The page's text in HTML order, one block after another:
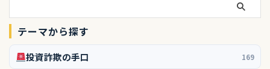
テーマから探す
投資詐欺の手口 169